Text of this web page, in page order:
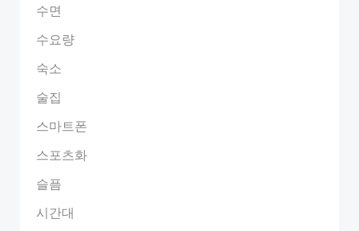
수면
수요량
숙소
술집
스마트폰
스포츠화
슬픔
시간대